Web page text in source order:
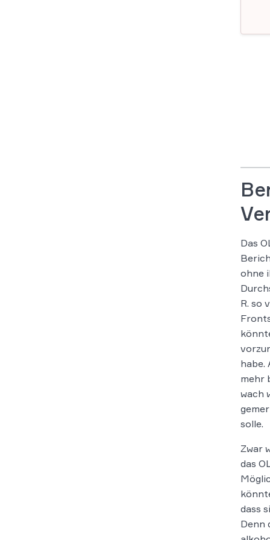
Das
ohne
R. so
habe.
mehr
wach
solle.
Zwar
das
dass
Denn